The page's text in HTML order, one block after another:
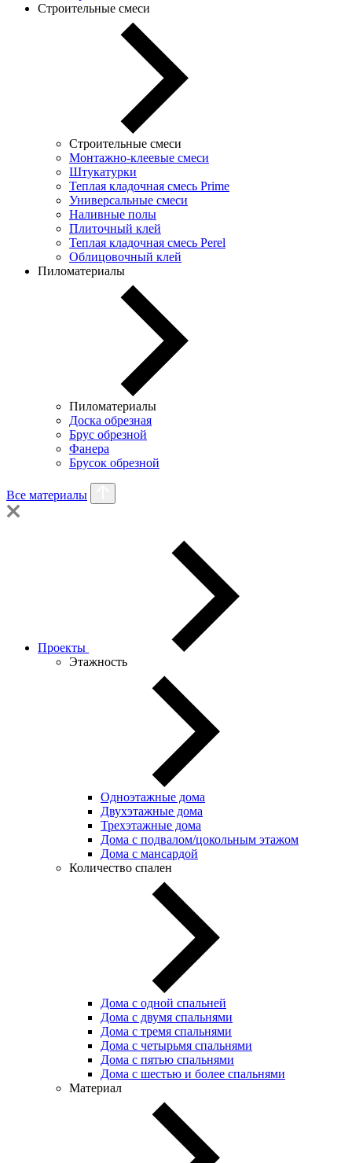
Строительные смеси
Строительные смеси
Монтажно-клеевые смеси
Штукатурки
Теплая кладочная смесь Prime
Универсальные смеси
Наливные полы
Плиточный клей
Теплая кладочная смесь Perel
Облицовочный клей
Пиломатериалы
Пиломатериалы
Доска обрезная
Брус обрезной
Фанера
Брусок обрезной
Все материалы
Проекты
Этажность
Одноэтажные дома
Двухэтажные дома
Трехэтажные дома
Дома с подвалом/цокольным этажом
Дома с мансардой
Количество спален
Дома с одной спальней
Дома с двумя спальнями
Дома с тремя спальнями
Дома с четырьмя спальнями
Дома с пятью спальнями
Дома с шестью и более спальнями
Материал